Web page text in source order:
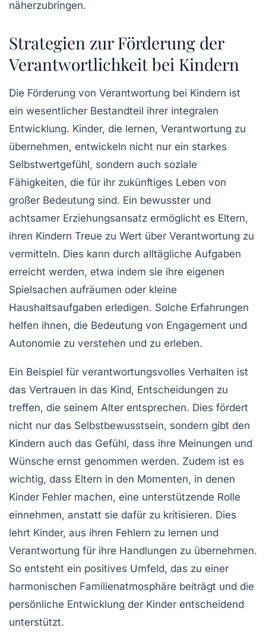
näherzubringen.
Strategien zur Förderung der
Verantwortlichkeit bei Kindern
Die Förderung von Verantwortung bei Kindern ist
ein wesentlicher Bestandteil ihrer integralen
Entwicklung. Kinder, die lernen, Verantwortung zu
übernehmen, entwickeln nicht nur ein starkes
Selbstwertgefühl, sondern auch soziale
Fähigkeiten, die für ihr zukünftiges Leben von
großer Bedeutung sind. Ein bewusster und
achtsamer Erziehungsansatz ermöglicht es Eltern,
ihren Kindern Treue zu Wert über Verantwortung zu
vermitteln. Dies kann durch alltägliche Aufgaben
erreicht werden, etwa indem sie ihre eigenen
Spielsachen aufräumen oder kleine
Haushaltsaufgaben erledigen. Solche Erfahrungen
helfen ihnen, die Bedeutung von Engagement und
Autonomie zu verstehen und zu erleben.
Ein Beispiel für verantwortungsvolles Verhalten ist
das Vertrauen in das Kind, Entscheidungen zu
treffen, die seinem Alter entsprechen. Dies fördert
nicht nur das Selbstbewusstsein, sondern gibt den
Kindern auch das Gefühl, dass ihre Meinungen und
Wünsche ernst genommen werden. Zudem ist es
wichtig, dass Eltern in den Momenten, in denen
Kinder Fehler machen, eine unterstützende Rolle
einnehmen, anstatt sie dafür zu kritisieren. Dies
lehrt Kinder, aus ihren Fehlern zu lernen und
Verantwortung für ihre Handlungen zu übernehmen.
So entsteht ein positives Umfeld, das zu einer
harmonischen Familienatmosphäre beiträgt und die
persönliche Entwicklung der Kinder entscheidend
unterstützt.